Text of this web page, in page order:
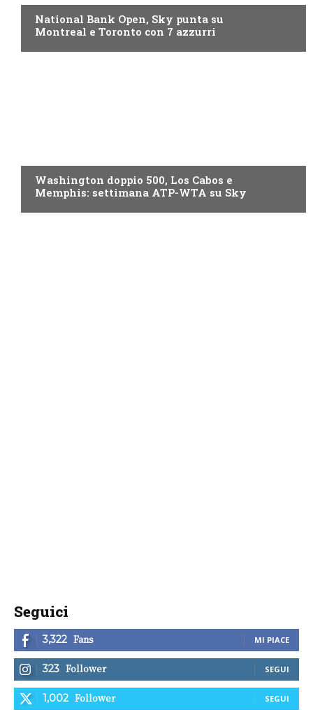
National Bank Open, Sky punta su
Montreal e Toronto con 7 azzurri
Washington doppio 500, Los Cabos e
Memphis: settimana ATP-WTA su Sky
Seguici
3,322 Fans MI PIACE
323 Follower SEGUI
1,002 Follower SEGUI